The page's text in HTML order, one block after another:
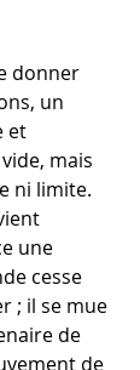
donner
un
et
mais
ni limite.
une
cesse
; il se mue
de
de